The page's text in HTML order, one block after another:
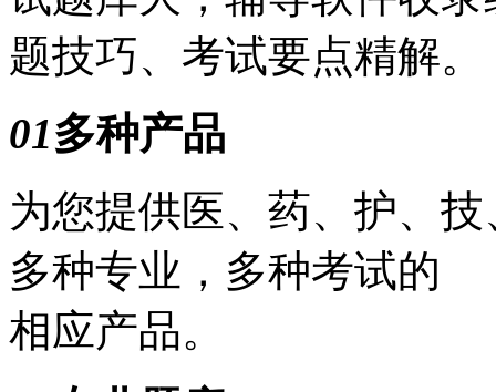
题技巧、考试要点精解。
01多种产品
为您提供医、药、护、
多种专业，多种考试的
相应产品。